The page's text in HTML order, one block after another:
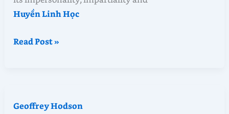
Huyền Linh Học
Chia
Tập
Read Post »
Geoffrey Hodson